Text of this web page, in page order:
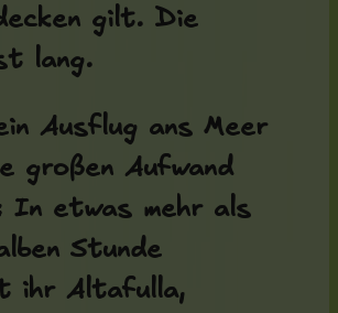
gilt. Die
lang.
Ausflug ans Meer
großen Aufwand
In etwas mehr als
Stunde
ihr Altafulla,